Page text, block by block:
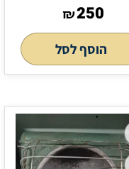
₪250
הוסף לסל